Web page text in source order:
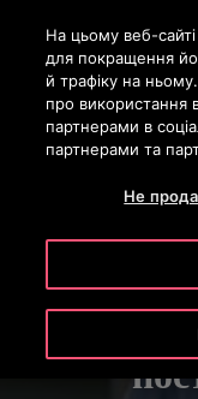
Натисніть
На цьому веб-
для покращення
й трафіку на
про використання
партнерами в
партнерами та
Не